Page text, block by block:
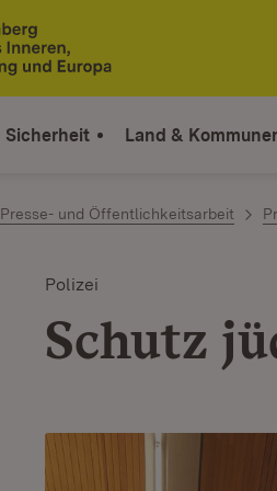
Sicherheit Land &
Presse- und Öffentlichkeitsarbeit
Polizei
Schutz